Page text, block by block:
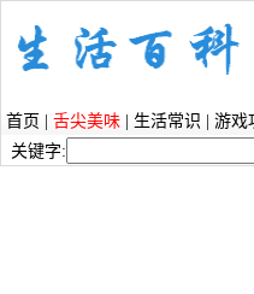
首页 舌尖美味 生活常识 游戏
关键字: